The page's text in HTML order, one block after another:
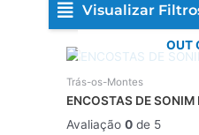
Visualizar
OUT
Trás-os-Montes
ENCOSTAS DE SONIM
Avaliação 0de 5